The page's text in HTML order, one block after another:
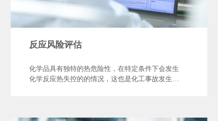
反应风险评估
化学品具有独特的热危险性，在特定条件下会发生
化学反应热失控的的情况，这也是化工事故发生的